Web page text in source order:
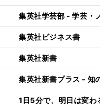
集英社学芸部 - 学芸・
集英社ビジネス書
集英社新書
集英社新書プラス - 知
1日5分で、明日は変